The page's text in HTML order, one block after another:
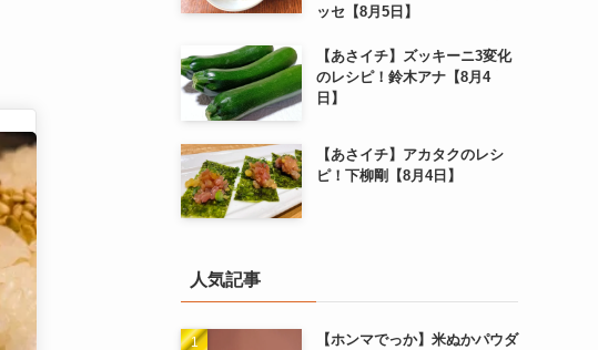
ッセ【8月5日】
【あさイチ】ズッキーニ3変化
のレシピ！鈴木アナ【8月4
日】
【あさイチ】アカタクのレシ
ピ！下柳剛【8月4日】
人気記事
【ホンマでっか】米ぬかパウダ